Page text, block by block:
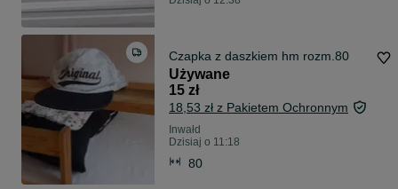
Czapka z daszkiem hm rozm.80
Używane
15 zł
18,53 zł z Pakietem Ochronnym
Inwałd
Dzisiaj o 11:18
80